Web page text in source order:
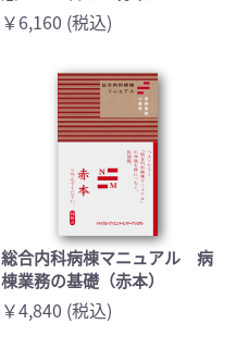
￥6,160 (税込)
総合内科病棟マニュアル 病
棟業務の基礎（赤本）
￥4,840 (税込)